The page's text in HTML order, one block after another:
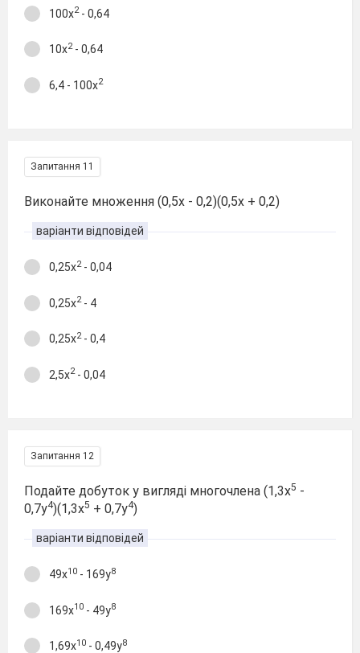
100x2- 0,64
10x2- 0,64
6,4 - 100x2
Запитання 11
Виконайте множення (0,5x - 0,2)(0,5x + 0,2)
варіанти відповідей
0,25x2 - 0,04
0,25x2- 4
0,25x2- 0,4
2,5x2- 0,04
Запитання 12
Подайте добуток у вигляді многочлена (1,3x5 -
0,7y4)(1,3x5 + 0,7y4)
варіанти відповідей
49x10 - 169y8
169x10 - 49y8
1,69x10 - 0,49y8